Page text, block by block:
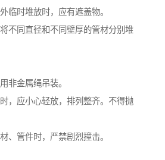
临时堆放时，应有遮盖物。
不同直径和不同壁厚的管材分别堆
非金属绳吊装。
，应小心轻放，排列整齐。不得抛
、管件时，严禁剧烈撞击。